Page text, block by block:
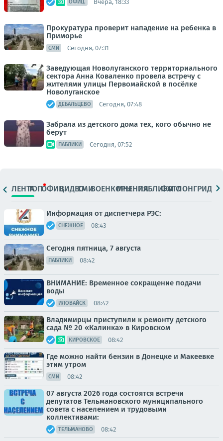
ОФИЦ. Вчера, 18:33
Прокуратура проверит нападение на ребенка в
Приморье
СМИ Сегодня, 07:31
Заведующая Новолуганского территориального
сектора Анна Коваленко провела встречу с
жителями улицы Первомайской в посёлке
Новолуганское
ДЕБАЛЬЦЕВО Сегодня, 07:48
Забрала из детского дома тех, кого обычно не
берут
ПАБЛИКИ Сегодня, 07:52
ЛЕНТАТОПОФИЦ.ВИДЕОСМИВОЕНКОРЫМНЕНИЯПАБЛИКИ
ФОТОЛОНГРИДЫ
Информация от диспетчера РЭС:
СНЕЖНОЕ 08:43
Сегодня пятница, 7 августа
ПАБЛИКИ 08:42
ВНИМАНИЕ: Временное сокращение подачи
воды
ИЛОВАЙСК 08:42
Владимирцы приступили к ремонту детского
сада № 20 «Калинка» в Кировском
КИРОВСКОЕ 08:42
Где можно найти бензин в Донецке и Макеевке
этим утром
СМИ 08:42
07 августа 2026 года состоятся встречи
депутатов Тельмановского муниципального
совета с населением и трудовыми
коллективами:
ТЕЛЬМАНОВО 08:42